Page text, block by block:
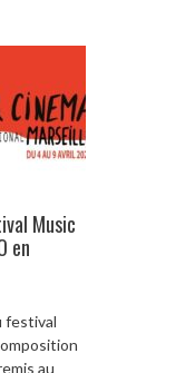
Music
en
festival
au